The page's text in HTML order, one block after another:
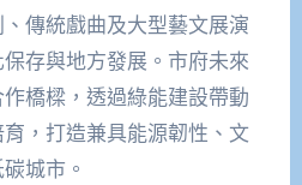
傳統戲曲及大型藝文展演
存與地方發展。市府未來
橋樑，透過綠能建設帶動
，打造兼具能源韌性、文
城市。